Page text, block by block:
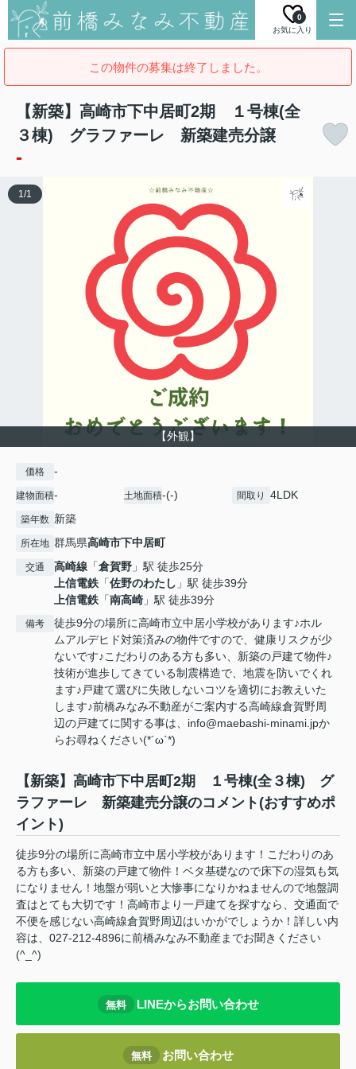
お気に入り
0
この物件の募集は終了しました。
【新築】高崎市下中居町2期 １号棟(全
３棟) グラファーレ 新築建売分譲
-
【外観】
1/1
価格 -
建物面積- 土地面積-(-) 間取り 4LDK
築年数 新築
所在地 群馬県高崎市下中居町
交通 高崎線 「倉賀野 」駅 徒歩25分
上信電鉄 「佐野のわたし 」駅 徒歩39分
上信電鉄 「南高崎 」駅 徒歩39分
備考
徒歩9分の場所に高崎市立中居小学校があります♪ホル
ムアルデヒド対策済みの物件ですので、健康リスクが少
ないです♪こだわりのある方も多い、新築の戸建て物件♪
技術が進歩してきている制震構造で、地震を防いでくれ
ます♪戸建て選びに失敗しないコツを適切にお教えいた
します♪前橋みなみ不動産がご案内する高崎線倉賀野周
辺の戸建てに関する事は、info@maebashi-minami.jpか
らお尋ねください(*´ω`*)
【新築】高崎市下中居町2期 １号棟(全３棟) グ
ラファーレ 新築建売分譲のコメント(おすすめポ
イント)
徒歩9分の場所に高崎市立中居小学校があります！こだわりのあ
る方も多い、新築の戸建て物件！ベタ基礎なので床下の湿気も気
になりません！地盤が弱いと大惨事になりかねませんので地盤調
査はとても大切です！高崎市より一戸建てを探すなら、交通面で
不便を感じない高崎線倉賀野周辺はいかがでしょうか！詳しい内
容は、027-212-4896に前橋みなみ不動産までお聞きください
(^_^)
無料 LINEからお問い合わせ
無料 お問い合わせ